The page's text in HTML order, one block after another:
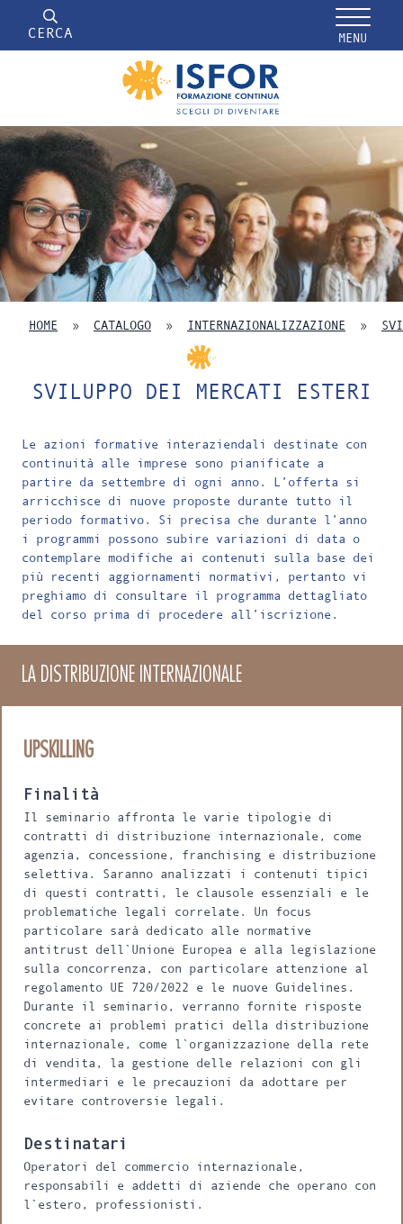
CERCA MENU
HOME » CATALOGO » INTERNAZIONALIZZAZIONE »
SVILUPPO DEI MERCATI ESTERI
Le azioni formative interaziendali destinate con
continuità alle imprese sono pianificate a
partire da settembre di ogni anno. L’offerta si
arricchisce di nuove proposte durante tutto il
periodo formativo. Si precisa che durante l’anno
i programmi possono subire variazioni di data o
contemplare modifiche ai contenuti sulla base dei
più recenti aggiornamenti normativi, pertanto vi
preghiamo di consultare il programma dettagliato
del corso prima di procedere all’iscrizione.
LA DISTRIBUZIONE INTERNAZIONALE
UPSKILLING
Finalità
Il seminario affronta le varie tipologie di
contratti di distribuzione internazionale, come
agenzia, concessione, franchising e distribuzione
selettiva. Saranno analizzati i contenuti tipici
di questi contratti, le clausole essenziali e le
problematiche legali correlate. Un focus
particolare sarà dedicato alle normative
antitrust dell`Unione Europea e alla legislazione
sulla concorrenza, con particolare attenzione al
regolamento UE 720/2022 e le nuove Guidelines.
Durante il seminario, verranno fornite risposte
concrete ai problemi pratici della distribuzione
internazionale, come l`organizzazione della rete
di vendita, la gestione delle relazioni con gli
intermediari e le precauzioni da adottare per
evitare controversie legali.
Destinatari
Operatori del commercio internazionale,
responsabili e addetti di aziende che operano con
l`estero, professionisti.